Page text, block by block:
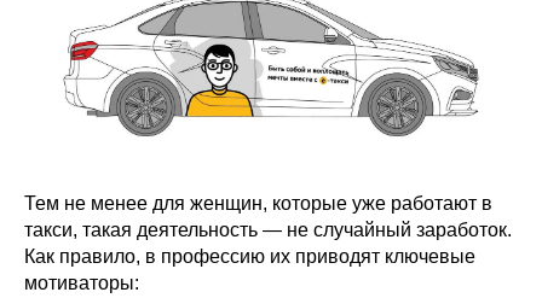
Тем не менее для женщин, которые уже работают в
такси, такая деятельность — не случайный заработок.
Как правило, в профессию их приводят ключевые
мотиваторы: